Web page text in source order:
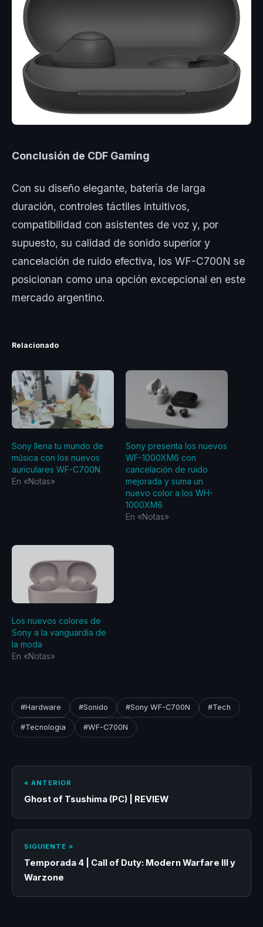
Conclusión de CDF Gaming
Con su diseño elegante, batería de larga
duración, controles táctiles intuitivos,
compatibilidad con asistentes de voz y, por
supuesto, su calidad de sonido superior y
cancelación de ruido efectiva, los WF-C700N se
posicionan como una opción excepcional en este
mercado argentino.
Relacionado
Sony llena tu mundo de
música con los nuevos
auriculares WF-C700N
En «Notas»
Sony presenta los nuevos
WF-1000XM6 con
cancelación de ruido
mejorada y suma un
nuevo color a los WH-
1000XM6
En «Notas»
Los nuevos colores de
Sony a la vanguardia de
la moda
En «Notas»
#Hardware #Sonido #Sony WF-C700N #Tech
#Tecnologia #WF-C700N
« ANTERIOR
Ghost of Tsushima (PC) | REVIEW
SIGUIENTE »
Temporada 4 | Call of Duty: Modern Warfare III y
Warzone